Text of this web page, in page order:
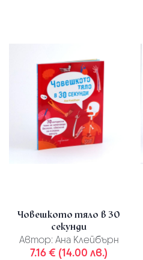
Човешкото тяло в 30
секунди
Автор: Ана Клейбърн
7.16 € (14.00 лв.)